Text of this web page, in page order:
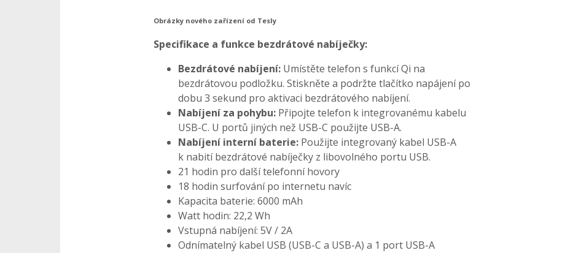
Obrázky nového zařízení od Tesly
Specifikace a funkce bezdrátové nabíječky:
Bezdrátové nabíjení: Umístěte telefon s funkcí Qi na
bezdrátovou podložku. Stiskněte a podržte tlačítko napájení po
dobu 3 sekund pro aktivaci bezdrátového nabíjení.
Nabíjení za pohybu: Připojte telefon k integrovanému kabelu
USB-C. U portů jiných než USB-C použijte USB-A.
Nabíjení interní baterie: Použijte integrovaný kabel USB-A
k nabití bezdrátové nabíječky z libovolného portu USB.
21 hodin pro další telefonní hovory
18 hodin surfování po internetu navíc
Kapacita baterie: 6000 mAh
Watt hodin: 22,2 Wh
Vstupná nabíjení: 5V / 2A
Odnímatelný kabel USB (USB-C a USB-A) a 1 port USB-A